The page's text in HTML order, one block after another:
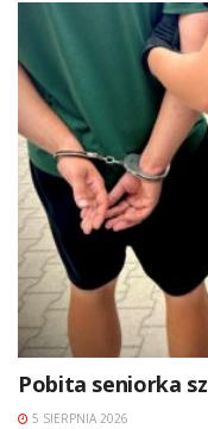
Pobita seniorka
5 SIERPNIA 2026